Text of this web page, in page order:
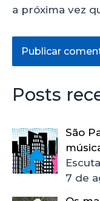
a próxima vez
Posts
São
7 de